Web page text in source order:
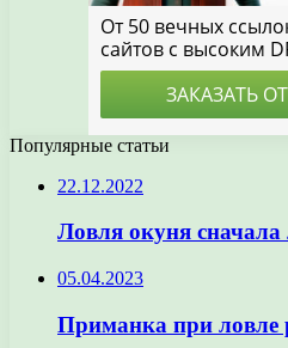
Популярные статьи
22.12.2022
Ловля окуня сначала
05.04.2023
Приманка при ловле